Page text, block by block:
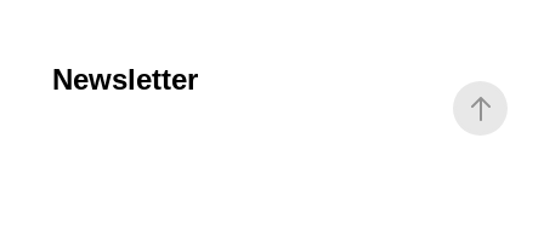
Newsletter